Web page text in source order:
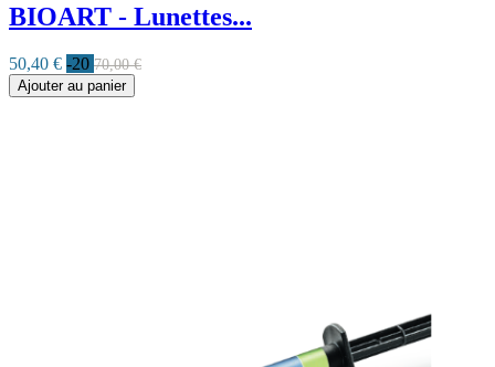
BIOART - Lunettes...
50,40 € -20 70,00 €
Ajouter au panier